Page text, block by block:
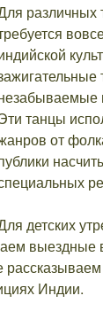
различных
танцы
от
детских
выездные
Индии.